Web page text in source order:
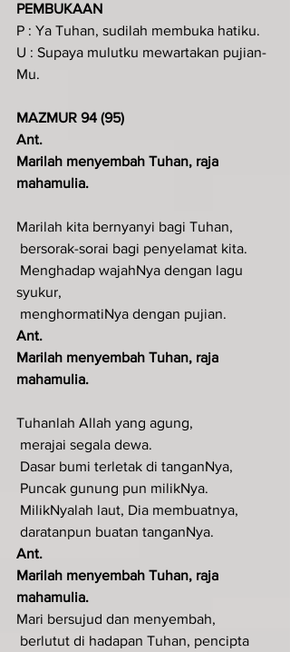
PEMBUKAAN
P : Ya Tuhan, sudilah membuka hatiku.
U : Supaya mulutku mewartakan pujian-
Mu.
MAZMUR 94 (95)
Ant.
Marilah menyembah Tuhan, raja
mahamulia.
Marilah kita bernyanyi bagi Tuhan,
bersorak-sorai bagi penyelamat kita.
syukur,
menghormatiNya dengan pujian.
Ant.
Marilah menyembah Tuhan, raja
mahamulia.
Tuhanlah Allah yang agung,
merajai segala dewa.
Dasar bumi terletak di tanganNya,
Puncak gunung pun milikNya.
MilikNyalah laut, Dia membuatnya,
daratanpun buatan tanganNya.
Ant.
Marilah menyembah Tuhan, raja
mahamulia.
Mari bersujud dan menyembah,